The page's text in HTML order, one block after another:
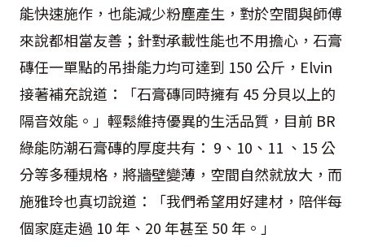
能快速施作，也能減少粉塵產生，對於空間與師傅
來說都相當友善；針對承載性能也不用擔心，石膏
磚任一單點的吊掛能力均可達到 150 公斤，Elvin
接著補充說道：「石膏磚同時擁有 45 分貝以上的
隔音效能。」輕鬆維持優異的生活品質，目前 BR
綠能防潮石膏磚的厚度共有： 9、10、11 、15 公
分等多種規格，將牆壁變薄，空間自然就放大，而
施雅玲也真切說道：「我們希望用好建材，陪伴每
個家庭走過 10 年、20 年甚至 50 年。」